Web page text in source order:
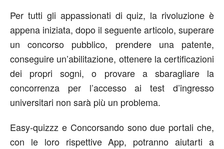
Per tutti gli appassionati di quiz, la rivoluzione è
appena iniziata, dopo il seguente articolo, superare
un concorso pubblico, prendere una patente,
conseguire un’abilitazione, ottenere la certificazioni
dei propri sogni, o provare a sbaragliare la
concorrenza per l’accesso ai test d’ingresso
universitari non sarà più un problema.
Easy-quizzz e Concorsando sono due portali che,
con le loro rispettive App, potranno aiutarti a